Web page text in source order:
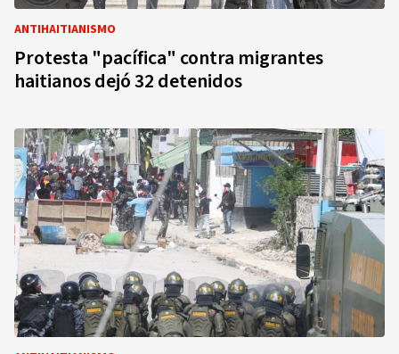
ANTIHAITIANISMO
Protesta "pacífica" contra migrantes
haitianos dejó 32 detenidos